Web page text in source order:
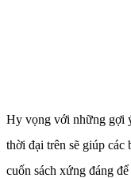
Hy vọng với những gợi
thời đại trên sẽ giúp các
cuốn sách xứng đáng